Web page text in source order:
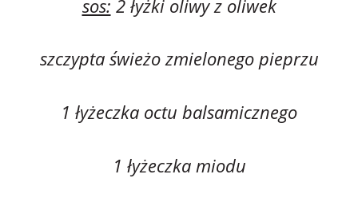
sos: 2 łyżki oliwy z oliwek
szczypta świeżo zmielonego pieprzu
1 łyżeczka octu balsamicznego
1 łyżeczka miodu